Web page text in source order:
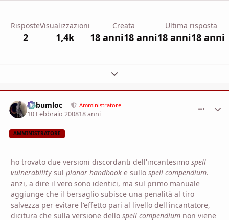
Risposte
2
Visualizzazioni
1,4k
Creata
18 anni18 anni
Ultima risposta
18 anni18 anni
Espandi panoramica del topic
Subumloc Amministratore
10 Febbraio 200818 anni
AMMINISTRATORE
ho trovato due versioni discordanti dell'incantesimo spell
vulnerability sul planar handbook e sullo spell compendium.
anzi, a dire il vero sono identici, ma sul primo manuale
aggiunge che il bersaglio subisce una penalità al tiro
salvezza per evitare l'effetto pari al livello dell'incantatore,
dicitura che sulla versione dello spell compendium non viene